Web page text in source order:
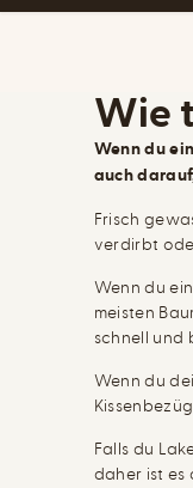
Wie
Wenn du
auch
Frisch
verdirbt
Wenn du
meisten
schnell und
Wenn du
Falls du
daher ist es